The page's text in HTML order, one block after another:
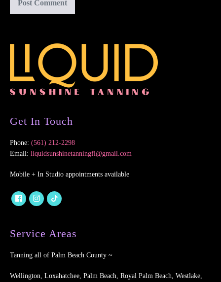
Get In Touch
Phone: (561) 212-2298
Email: liquidsunshinetanningfl@gmail.com
Mobile + In Studio appointments available
Service Areas
Tanning all of Palm Beach County ~
Wellington, Loxahatchee, Palm Beach, Royal Palm Beach, Westlake,